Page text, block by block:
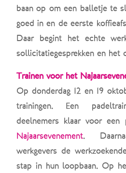
baan op om een balletje te
goed in en de eerste
Daar begint het echte
sollicitatiegesprekken en het
Trainen voor het
Op donderdag 12 en 19
trainingen. Een
deelnemers klaar voor
Najaarsevenement.
werkgevers de
stap in hun loopbaan. Op